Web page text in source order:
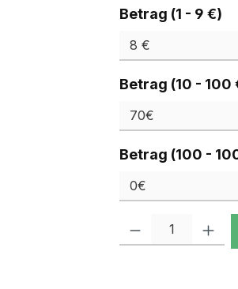
Betrag (1 - 9 €)
Betrag (10 - 100
Betrag (100 -
Produkt Anzahl: Gib